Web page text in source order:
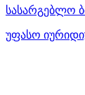
სასარგებლო
უფასო